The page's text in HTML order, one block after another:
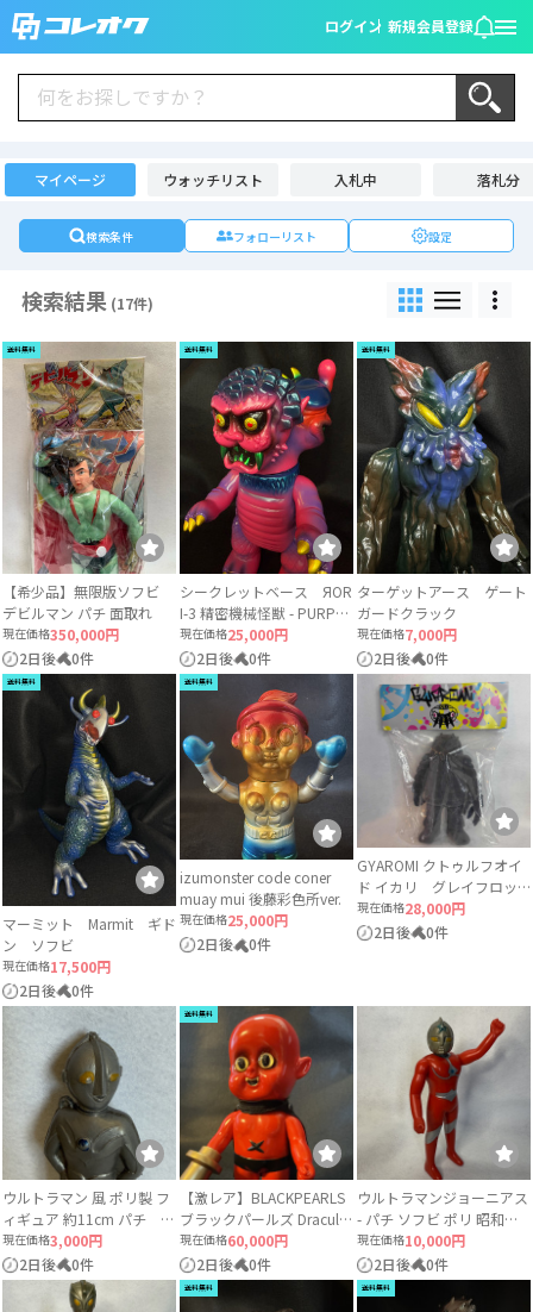
ログイン 新規会員登録
マイページ ウォッチリスト 入札中 落札分
検索条件 フォローリスト 設定
検索結果 (17件)
送料無料
【希少品】無限版ソフビ
デビルマン パチ 面取れ
現在価格350,000円
2日後
0件
送料無料
シークレットベース ЯOR
I-3 精密機械怪獣 - PURPLE
Ver. Magnet monster
現在価格25,000円
2日後
0件
送料無料
ターゲットアース ゲート
ガードクラック
現在価格7,000円
2日後
0件
送料無料
マーミット Marmit ギド
ン ソフビ
現在価格17,500円
2日後
0件
送料無料
izumonster code coner
muay mui 後藤彩色所ver.
現在価格25,000円
2日後
0件
GYAROMI クトゥルフオイ
ド イカリ グレイフロッ
キー 未開封
現在価格28,000円
2日後
0件
ウルトラマン 風 ポリ製 フ
ィギュア 約11cm パチ 無
版権
現在価格3,000円
2日後
0件
送料無料
【激レア】BLACKPEARLS
ブラックパールズ Dracula
（first Ver.）2022年発売 ソ
フビ
現在価格60,000円
2日後
0件
ウルトラマンジョーニアス
- パチ ソフビ ポリ 昭和レ
トロ
現在価格10,000円
2日後
0件
送料無料 送料無料